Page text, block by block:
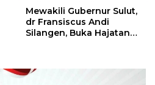
Mewakili Gubernur Sulut,
dr Fransiscus Andi
Silangen, Buka Hajatan